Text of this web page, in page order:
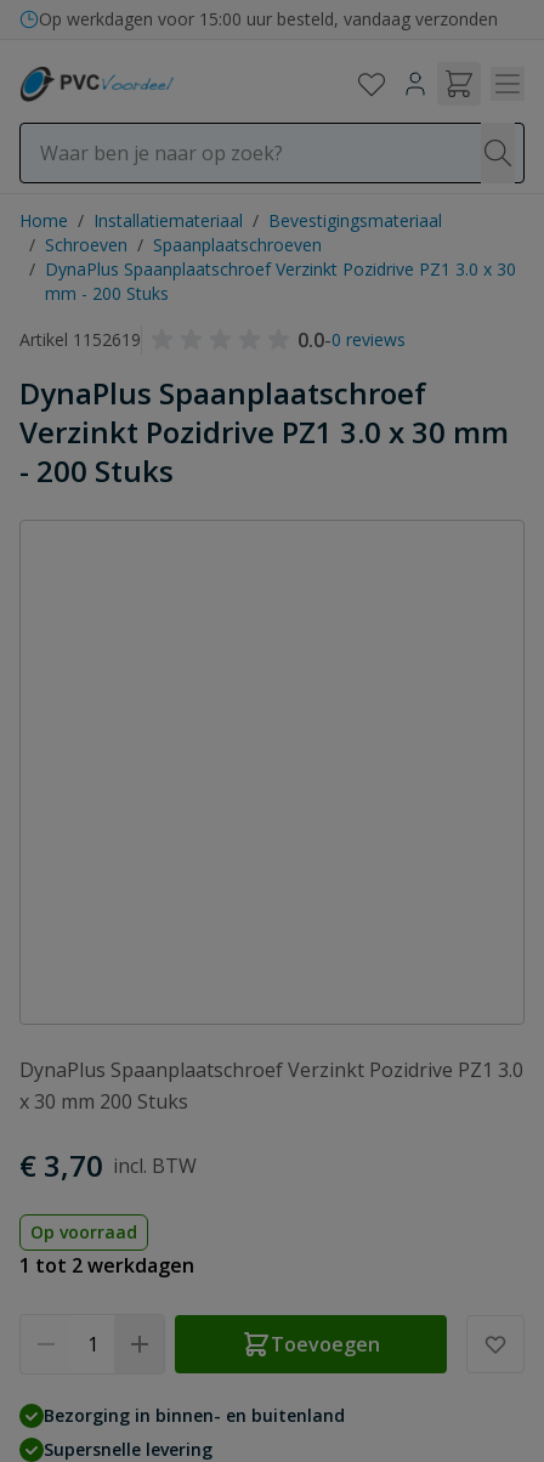
Ga naar de inhoud
Op werkdagen voor 15:00 uur besteld, vandaag verzonden
Home / Installatiemateriaal / Bevestigingsmateriaal
/ Schroeven / Spaanplaatschroeven
/ DynaPlus Spaanplaatschroef Verzinkt Pozidrive PZ1 3.0 x 30
mm - 200 Stuks
Artikel 1152619
0.0-0 reviews
DynaPlus Spaanplaatschroef
Verzinkt Pozidrive PZ1 3.0 x 30 mm
- 200 Stuks
DynaPlus Spaanplaatschroef Verzinkt Pozidrive PZ1 3.0
x 30 mm 200 Stuks
€ 3,70
Op voorraad
1 tot 2 werkdagen
Toevoegen
Bezorging in binnen- en buitenland
Supersnelle levering